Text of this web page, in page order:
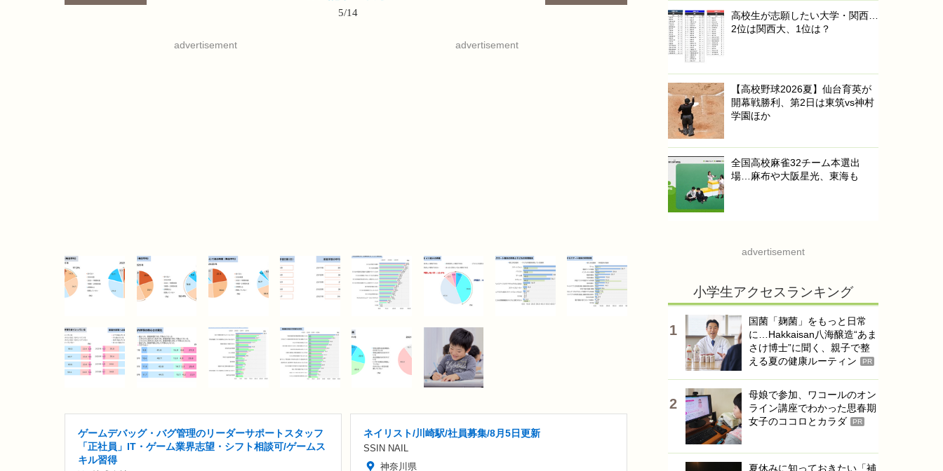
5/14
advertisement advertisement
ゲームデバッグ・バグ管理のリーダーサポートスタッフ
「正社員」IT・ゲーム業界志望・シフト相談可/ゲームス
キル習得
ネイリスト/川崎駅/社員募集/8月5日更新
SSIN NAIL
神奈川県
高校生が志願したい大学・関西…
2位は関西大、1位は？
【高校野球2026夏】仙台育英が
開幕戦勝利、第2日は東筑vs神村
学園ほか
全国高校麻雀32チーム本選出
場…麻布や大阪星光、東海も
advertisement
小学生アクセスランキング
国菌「麹菌」をもっと日常
に…Hakkaisan八海醸造“あま
さけ博士”に聞く、親子で整
える夏の健康ルーティン
PR
母娘で参加、ワコールのオン
ライン講座でわかった思春期
女子のココロとカラダ
PR
夏休みに知っておきたい「補